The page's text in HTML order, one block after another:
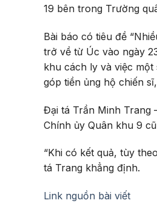
19 bên trong Trường
Bài báo có tiêu đề
trở về từ Úc vào ngày
khu cách ly và việc
góp tiền ủng hộ chiến
Đại tá Trần Minh Trang
Chính ủy Quân khu 9
“Khi có kết quả, tùy
tá Trang khẳng định.
Link nguồn bài viết